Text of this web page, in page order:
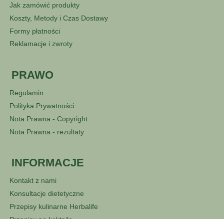
Jak zamówić produkty
Koszty, Metody i Czas Dostawy
Formy płatności
Reklamacje i zwroty
PRAWO
Regulamin
Polityka Prywatności
Nota Prawna - Copyright
Nota Prawna - rezultaty
INFORMACJE
Kontakt z nami
Konsultacje dietetyczne
Przepisy kulinarne Herbalife